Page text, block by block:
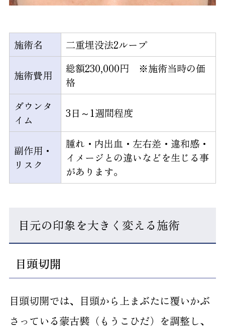
施術名 二重埋没法2ループ
施術費用
総額230,000円 ※施術当時の価
格
ダウンタ
イム
3日～1週間程度
副作用・
リスク
腫れ・内出血・左右差・違和感・
イメージとの違いなどを生じる事
があります。
目元の印象を大きく変える施術
目頭切開
目頭切開では、目頭から上まぶたに覆いかぶ
さっている蒙古襞（もうこひだ）を調整し、